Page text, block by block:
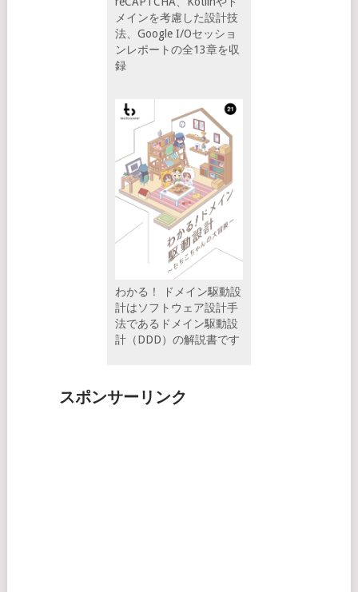
メインを考慮した設計技
法、Google I/Oセッショ
ンレポートの全13章を収
録
わかる！ ドメイン駆動設
計はソフトウェア設計手
法であるドメイン駆動設
計（DDD）の解説書です
スポンサーリンク